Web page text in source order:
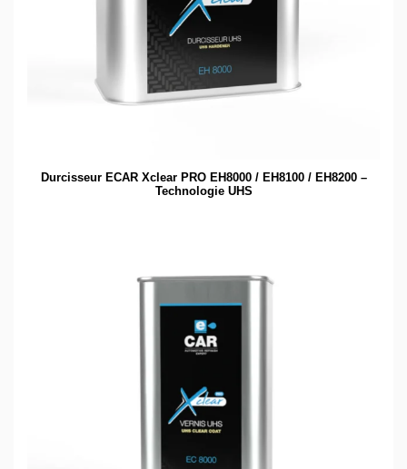
Durcisseur ECAR Xclear PRO EH8000 / EH8100 / EH8200 –
Technologie UHS